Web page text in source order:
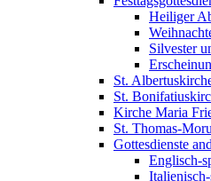
Heiliger
Silvester
St.
St.
Kirche Maria
St. Thomas-
Gottesdienste
Englisch-